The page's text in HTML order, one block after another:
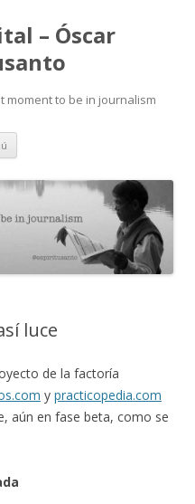
– Óscar
moment to be in journalism
Ir
contenido
luce
de la factoría
y practicopedia.com
aún en fase beta, como se